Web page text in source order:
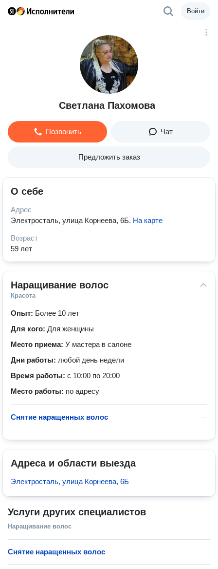
Войти
Светлана Пахомова
Позвонить Чат
Предложить заказ
О себе
Адрес
Электросталь, улица Корнеева, 6Б. На карте
Возраст
59 лет
Наращивание волос
Красота
Опыт: Более 10 лет
Для кого: Для женщины
Место приема: У мастера в салоне
Дни работы: любой день недели
Время работы: с 10:00 по 20:00
Место работы: по адресу
—
Снятие наращенных волос
Адреса и области выезда
Электросталь, улица Корнеева, 6Б
Услуги других специалистов
Наращивание волос
Снятие наращенных волос